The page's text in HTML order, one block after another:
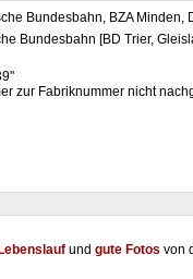
Bundesbahn, BZA Minden,
Bundesbahn [BD Trier,
zur Fabriknummer nicht
und gute Fotos von